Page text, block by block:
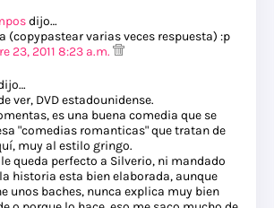
dijo…
(copypastear varias veces respuesta) :p
23, 2011 8:23 a.m.
ver, DVD estadounidense.
es una buena comedia que se
"comedias romanticas" que tratan de
muy al estilo gringo.
queda perfecto a Silverio, ni mandado
historia esta bien elaborada, aunque
unos baches, nunca explica muy bien